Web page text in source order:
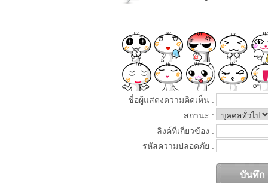
ชื่อผู้แสดงความคิดเห็น :
สถานะ :
ลิงค์ที่เกี่ยวข้อง :
รหัสความปลอดภัย :